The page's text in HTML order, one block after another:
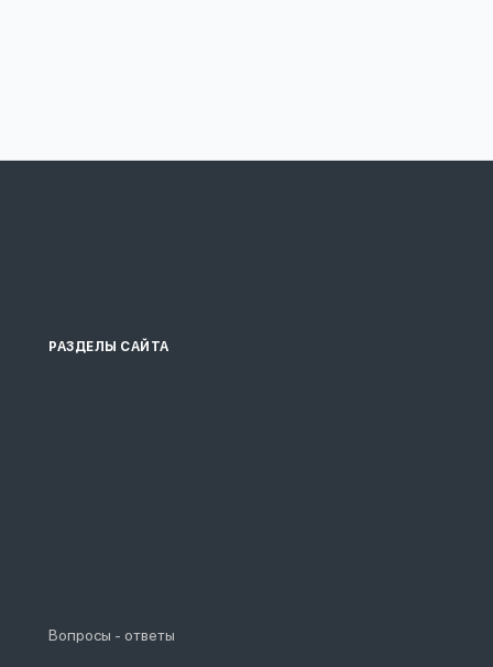
РАЗДЕЛЫ САЙТА
Вопросы - ответы